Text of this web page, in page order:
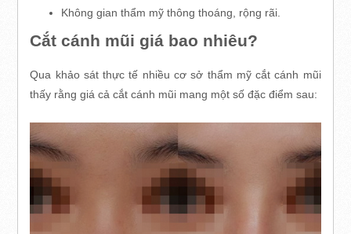
Không gian thẩm mỹ thông thoáng, rộng rãi.
Cắt cánh mũi giá bao nhiêu?
Qua khảo sát thực tế nhiều cơ sở thẩm mỹ cắt cánh mũi
thấy rằng giá cả cắt cánh mũi mang một số đặc điểm sau: